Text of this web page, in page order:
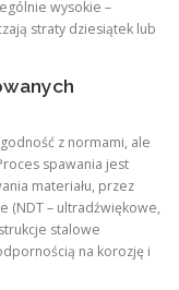
wysokie –
straty dziesiątek lub
z normami, ale
spawania jest
materiału, przez
(NDT – ultradźwiękowe,
stalowe
na korozję i